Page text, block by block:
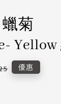
蠟菊
優惠